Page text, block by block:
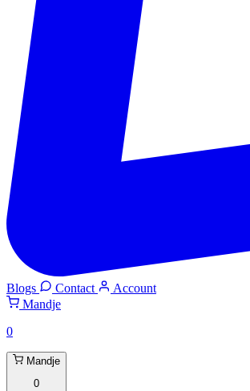
Blogs Contact
Account
Mandje
0
Mandje
0